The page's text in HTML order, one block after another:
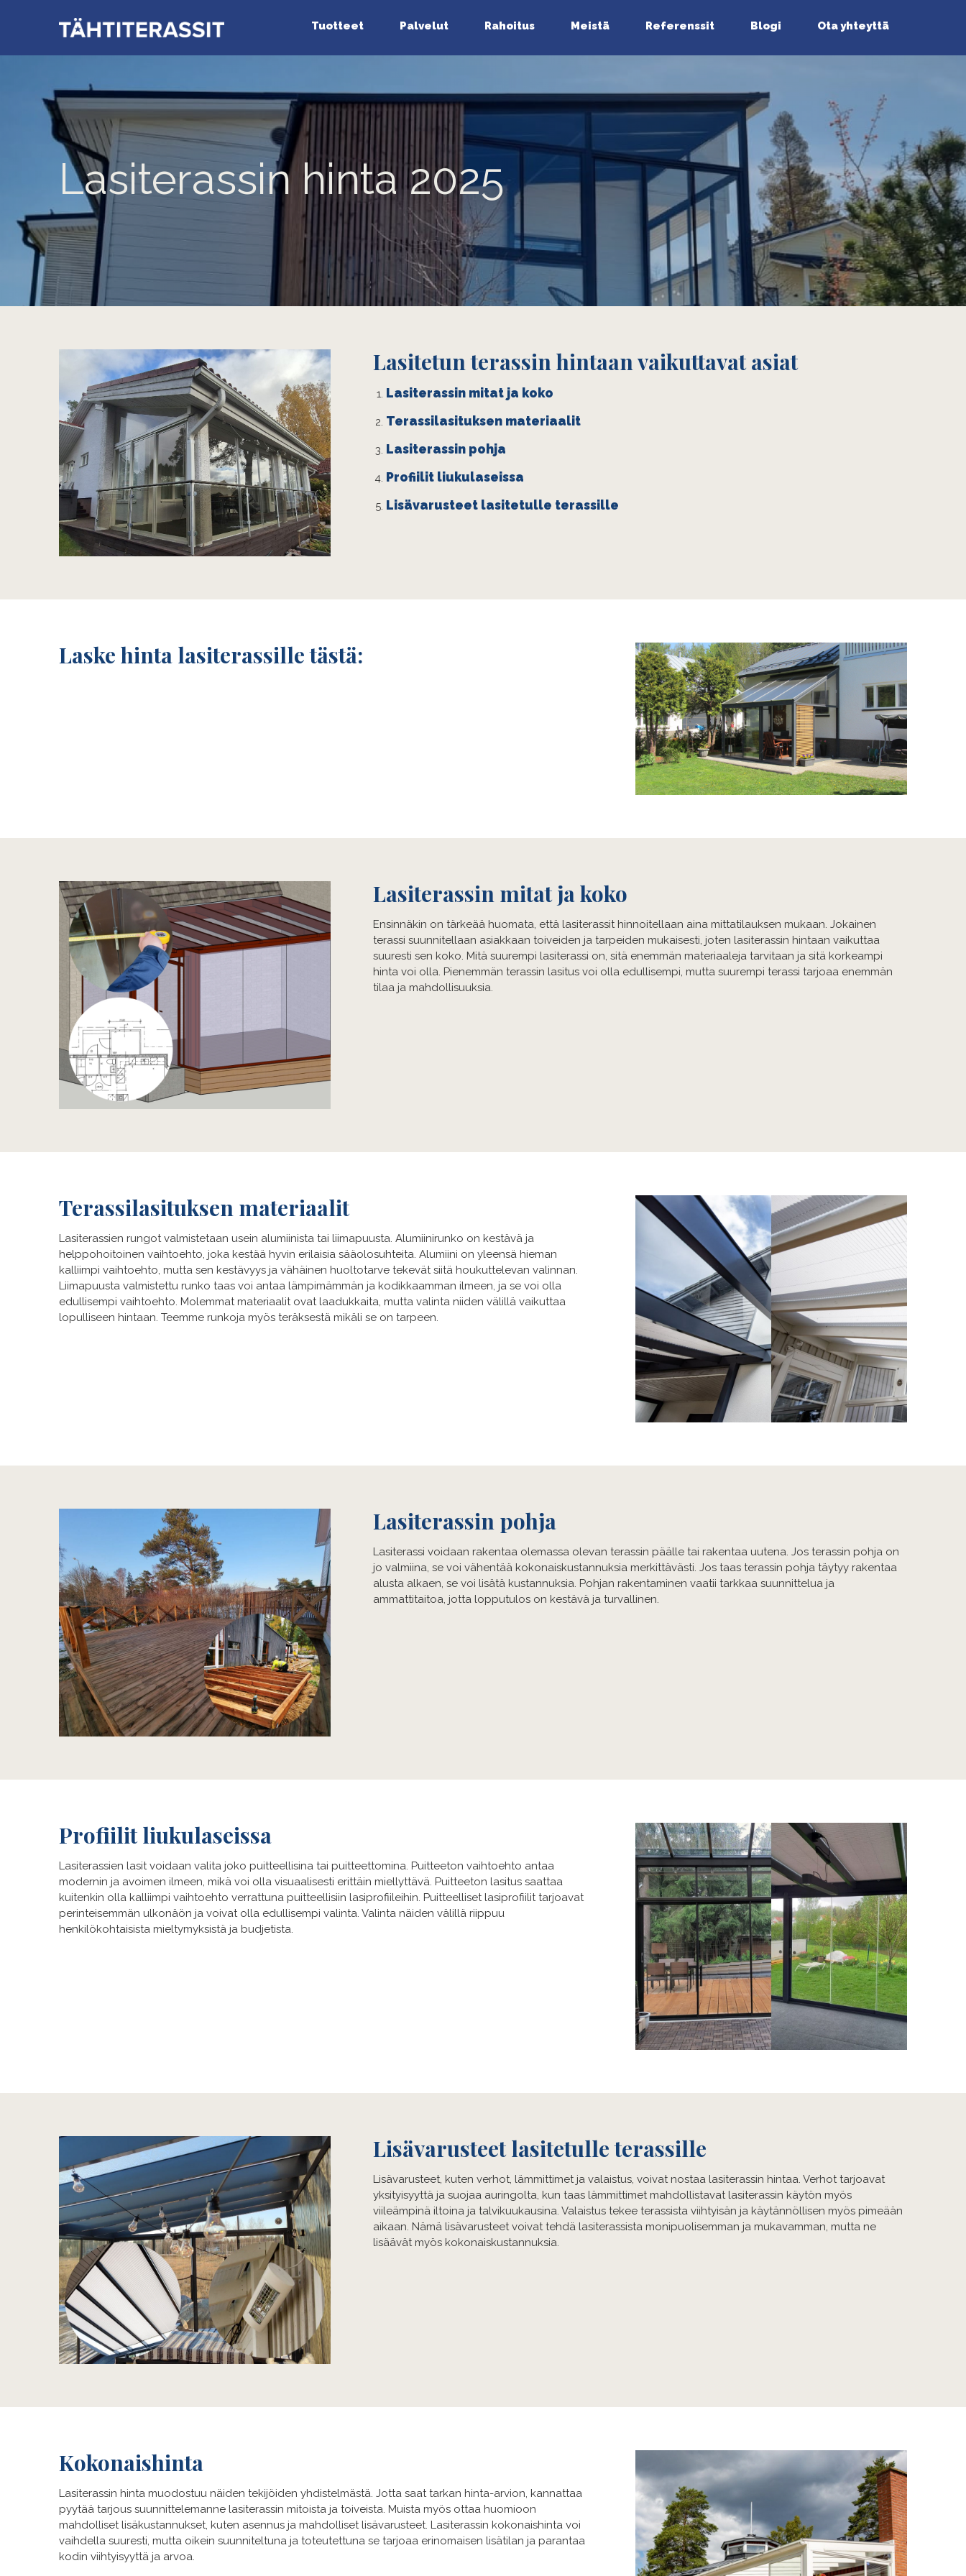
Tuotteet Palvelut Rahoitus Meistä Referenssit Blogi Ota yhteyttä
Lasiterassin hinta 2025
Lasitetun terassin hintaan vaikuttavat asiat
Lasiterassin mitat ja koko
Terassilasituksen materiaalit
Lasiterassin pohja
Profiilit liukulaseissa
Lisävarusteet lasitetulle terassille
Laske hinta lasiterassille tästä:
Lasiterassin mitat ja koko
Ensinnäkin on tärkeää huomata, että lasiterassit hinnoitellaan aina mittatilauksen mukaan. Jokainen
terassi suunnitellaan asiakkaan toiveiden ja tarpeiden mukaisesti, joten lasiterassin hintaan vaikuttaa
suuresti sen koko. Mitä suurempi lasiterassi on, sitä enemmän materiaaleja tarvitaan ja sitä korkeampi
hinta voi olla. Pienemmän terassin lasitus voi olla edullisempi, mutta suurempi terassi tarjoaa enemmän
tilaa ja mahdollisuuksia.
Terassilasituksen materiaalit
Lasiterassien rungot valmistetaan usein alumiinista tai liimapuusta. Alumiinirunko on kestävä ja
helppohoitoinen vaihtoehto, joka kestää hyvin erilaisia sääolosuhteita. Alumiini on yleensä hieman
kalliimpi vaihtoehto, mutta sen kestävyys ja vähäinen huoltotarve tekevät siitä houkuttelevan valinnan.
Liimapuusta valmistettu runko taas voi antaa lämpimämmän ja kodikkaamman ilmeen, ja se voi olla
edullisempi vaihtoehto. Molemmat materiaalit ovat laadukkaita, mutta valinta niiden välillä vaikuttaa
lopulliseen hintaan. Teemme runkoja myös teräksestä mikäli se on tarpeen.
Lasiterassin pohja
Lasiterassi voidaan rakentaa olemassa olevan terassin päälle tai rakentaa uutena. Jos terassin pohja on
jo valmiina, se voi vähentää kokonaiskustannuksia merkittävästi. Jos taas terassin pohja täytyy rakentaa
alusta alkaen, se voi lisätä kustannuksia. Pohjan rakentaminen vaatii tarkkaa suunnittelua ja
ammattitaitoa, jotta lopputulos on kestävä ja turvallinen.
Profiilit liukulaseissa
Lasiterassien lasit voidaan valita joko puitteellisina tai puitteettomina. Puitteeton vaihtoehto antaa
modernin ja avoimen ilmeen, mikä voi olla visuaalisesti erittäin miellyttävä. Puitteeton lasitus saattaa
kuitenkin olla kalliimpi vaihtoehto verrattuna puitteellisiin lasiprofiileihin. Puitteelliset lasiprofiilit tarjoavat
perinteisemmän ulkonäön ja voivat olla edullisempi valinta. Valinta näiden välillä riippuu
henkilökohtaisista mieltymyksistä ja budjetista.
Lisävarusteet lasitetulle terassille
Lisävarusteet, kuten verhot, lämmittimet ja valaistus, voivat nostaa lasiterassin hintaa. Verhot tarjoavat
yksityisyyttä ja suojaa auringolta, kun taas lämmittimet mahdollistavat lasiterassin käytön myös
viileämpinä iltoina ja talvikuukausina. Valaistus tekee terassista viihtyisän ja käytännöllisen myös pimeään
aikaan. Nämä lisävarusteet voivat tehdä lasiterassista monipuolisemman ja mukavamman, mutta ne
lisäävät myös kokonaiskustannuksia.
Kokonaishinta
Lasiterassin hinta muodostuu näiden tekijöiden yhdistelmästä. Jotta saat tarkan hinta-arvion, kannattaa
pyytää tarjous suunnittelemanne lasiterassin mitoista ja toiveista. Muista myös ottaa huomioon
mahdolliset lisäkustannukset, kuten asennus ja mahdolliset lisävarusteet. Lasiterassin kokonaishinta voi
vaihdella suuresti, mutta oikein suunniteltuna ja toteutettuna se tarjoaa erinomaisen lisätilan ja parantaa
kodin viihtyisyyttä ja arvoa.